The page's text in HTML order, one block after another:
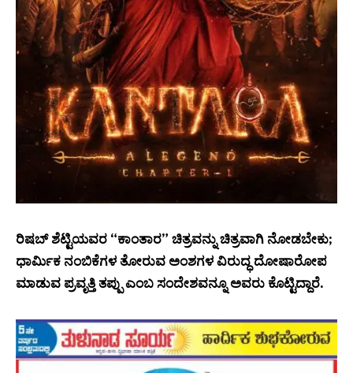
ರಿಷಬ್ ಶೆಟ್ಟಿಯವರ “ಕಾಂತಾರ” ಚಿತ್ರವನ್ನು ಚಿತ್ರವಾಗಿ ನೋಡಬೇಕು;
ಧಾರ್ಮಿಕ ನಂಬಿಕೆಗಳ ತೋರುವ ಅಂಶಗಳ ವಿರುದ್ಧ ದೋಷಾರೋಪ
ಮಾಡುವ ಪ್ರವೃತ್ತಿ ತಪ್ಪು ಎಂಬ ಸಂದೇಶವನ್ನೂ ಅವರು ಕೊಟ್ಟಿದ್ದಾರೆ.